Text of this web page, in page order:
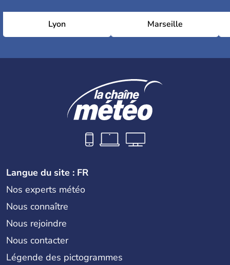
Lyon Marseille
Langue du site : FR
Nos experts météo
Nous connaître
Nous rejoindre
Nous contacter
Légende des pictogrammes